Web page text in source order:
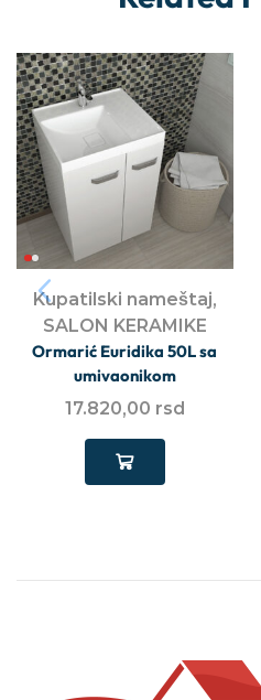
Kupatilski nameštaj,
SALON KERAMIKE
Ormarić Euridika 50L sa
umivaonikom
17.820,00 rsd